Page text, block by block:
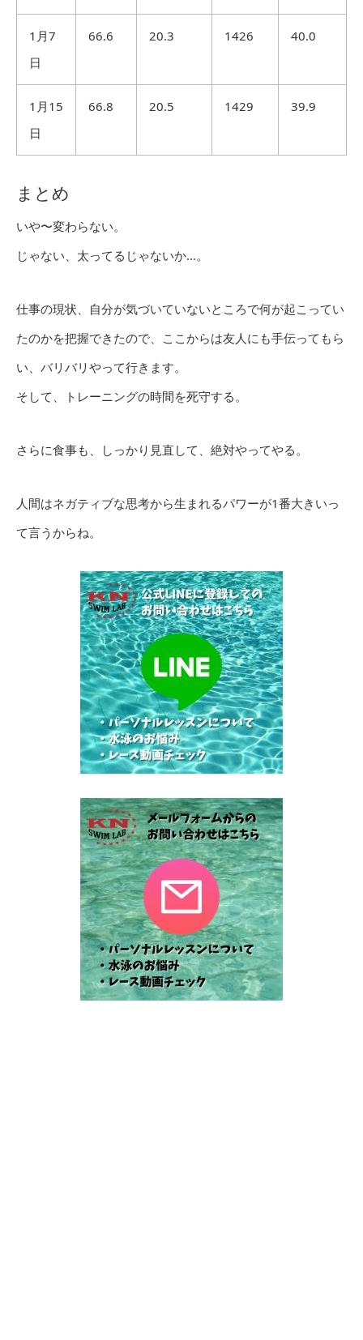
1月7
日
66.6 20.3 1426 40.0
1月15
日
66.8 20.5 1429 39.9
まとめ
いや〜変わらない。
じゃない、太ってるじゃないか…。
仕事の現状、自分が気づいていないところで何が起こってい
たのかを把握できたので、ここからは友人にも手伝ってもら
い、バリバリやって行きます。
そして、トレーニングの時間を死守する。
さらに食事も、しっかり見直して、絶対やってやる。
人間はネガティブな思考から生まれるパワーが1番大きいっ
て言うからね。